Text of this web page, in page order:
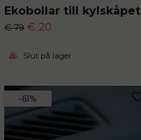
Ekobollar till kylskåpet
€ 79 € 20
Slut på lager
-61%